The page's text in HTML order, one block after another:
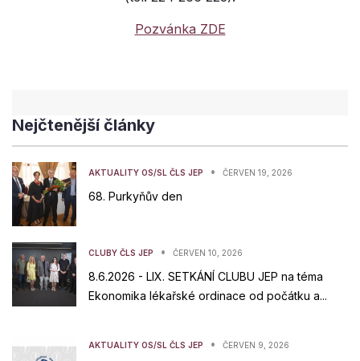
Pozvánka ZDE
Nejčtenější články
AKTUALITY OS/SL ČLS JEP • ČERVEN 19, 2026
68. Purkyňův den
CLUBY ČLS JEP • ČERVEN 10, 2026
8.6.2026 - LIX. SETKÁNÍ CLUBU JEP na téma
Ekonomika lékařské ordinace od počátku a...
AKTUALITY OS/SL ČLS JEP • ČERVEN 9, 2026